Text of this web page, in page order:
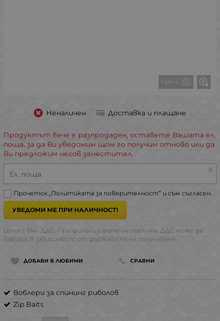
1 от 2
Неналичен Доставка и плащане
Продуктът вече е разпродаден, оставете Вашата ел.
поща, за да Ви уведомим щом го получим отново или да
Ви предложим негов заместител.
Ел. поща
Прочетох „Политиката за поверителност“ и съм съгласен.
УВЕДОМИ МЕ ПРИ НАЛИЧНОСТ!
Цена с вкл. ДДС. При финализиране на поръчка, ДДС може да
варира, в зависимост от държавата на получаване.
ДОБАВИ В ЛЮБИМИ СРАВНИ
Воблери за спининг риболов
Zip Baits